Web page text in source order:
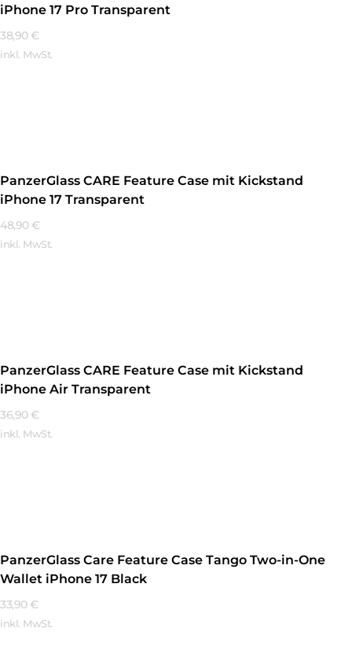
iPhone 17 Pro Transparent
38,90 €
inkl. MwSt.
PanzerGlass CARE Feature Case mit Kickstand
iPhone 17 Transparent
48,90 €
inkl. MwSt.
PanzerGlass CARE Feature Case mit Kickstand
iPhone Air Transparent
36,90 €
inkl. MwSt.
PanzerGlass Care Feature Case Tango Two-in-One
Wallet iPhone 17 Black
33,90 €
inkl. MwSt.